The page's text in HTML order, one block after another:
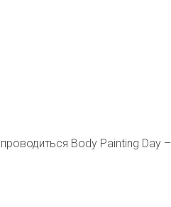
Body Painting Day –